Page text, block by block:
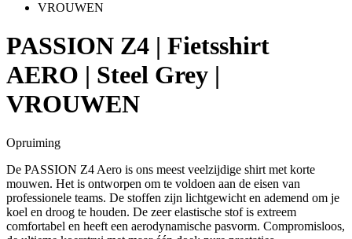
PASSION Z4 | Fietsshirt
AERO | Steel Grey |
VROUWEN
Opruiming
De PASSION Z4 Aero is ons meest veelzijdige shirt met korte
mouwen. Het is ontworpen om te voldoen aan de eisen van
professionele teams. De stoffen zijn lichtgewicht en ademend om je
koel en droog te houden. De zeer elastische stof is extreem
comfortabel en heeft een aerodynamische pasvorm. Compromisloos,